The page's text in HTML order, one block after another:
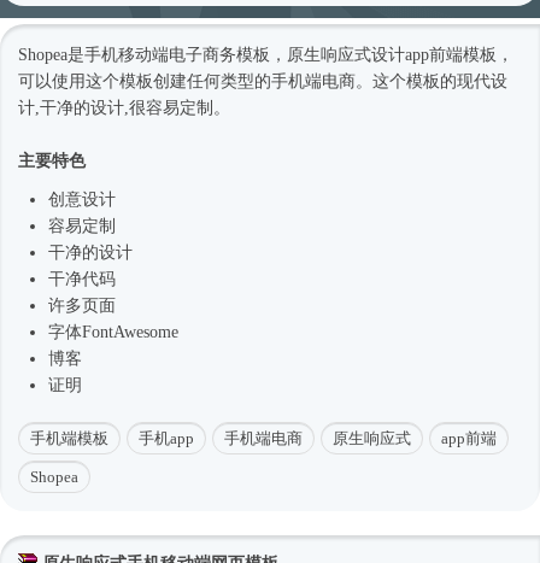
Shopea是手机移动端电子商务模板，原生响应式设计app前端模板，
可以使用这个模板创建任何类型的手机端电商。这个模板的现代设
计,干净的设计,很容易定制。
主要特色
创意设计
容易定制
干净的设计
干净代码
许多页面
字体FontAwesome
博客
证明
手机端模板 手机app 手机端电商 原生响应式 app前端
Shopea